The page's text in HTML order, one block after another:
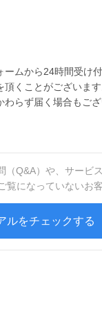
ムから24時間受け付
くことがございます
らず届く場合もござ
Q&A）や、サービ
になっていないお
ルをチェックする